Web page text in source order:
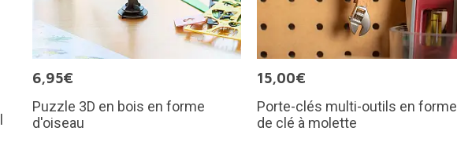
6,95€
Puzzle 3D en bois en forme
d'oiseau
15,00€
Porte-clés multi-outils en forme
de clé à molette